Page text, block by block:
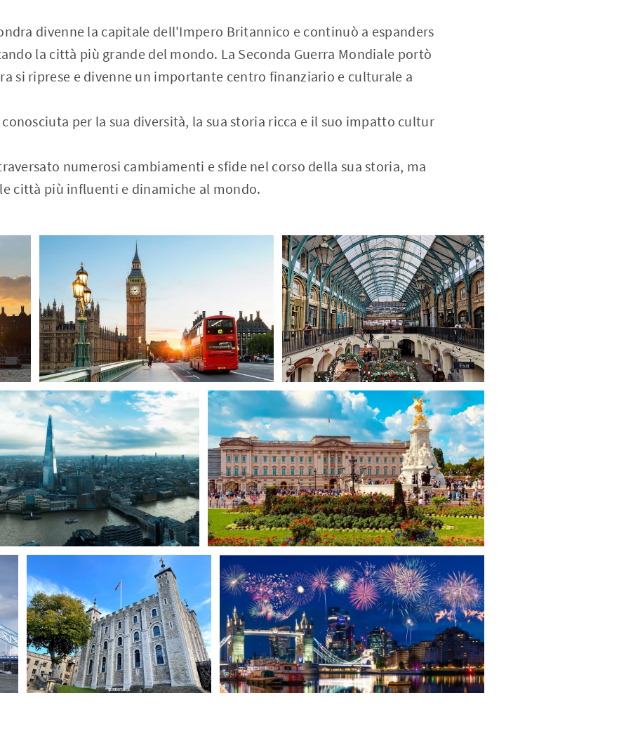
divenne la capitale dell'Impero Britannico e continuò a espanders
la città più grande del mondo. La Seconda Guerra Mondiale portò
si riprese e divenne un importante centro finanziario e culturale a
per la sua diversità, la sua storia ricca e il suo impatto cultur
numerosi cambiamenti e sfide nel corso della sua storia, ma
città più influenti e dinamiche al mondo.